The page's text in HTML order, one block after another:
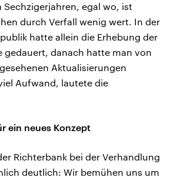
Sechzigerjahren, egal wo, ist
durch Verfall wenig wert. In der
hatte allein die Erhebung der
gedauert, danach hatte man von
Aktualisierungen
Aufwand, lautete die
ein neues Konzept
Richterbank bei der Verhandlung
deutlich: Wir bemühen uns um